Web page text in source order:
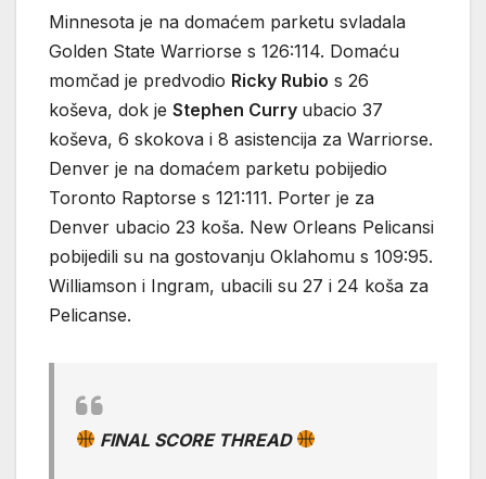
Minnesota je na domaćem parketu svladala
Golden State Warriorse s 126:114. Domaću
momčad je predvodio Ricky Rubio s 26
koševa, dok je Stephen Curry ubacio 37
koševa, 6 skokova i 8 asistencija za Warriorse.
Denver je na domaćem parketu pobijedio
Toronto Raptorse s 121:111. Porter je za
Denver ubacio 23 koša. New Orleans Pelicansi
pobijedili su na gostovanju Oklahomu s 109:95.
Williamson i Ingram, ubacili su 27 i 24 koša za
Pelicanse.
FINAL SCORE THREAD